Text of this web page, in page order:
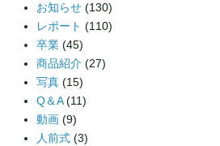
お知らせ (130)
レポート (110)
卒業 (45)
商品紹介 (27)
写真 (15)
Q＆A(11)
動画 (9)
人前式 (3)